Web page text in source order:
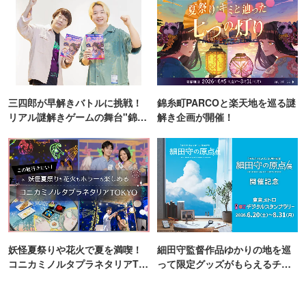
三四郎が早解きバトルに挑戦！
リアル謎解きゲームの舞台"錦糸
錦糸町PARCOと楽天地を巡る謎
解き企画が開催！
妖怪夏祭りや花火で夏を満喫！
コニカミノルタプラネタリアTO
細田守監督作品ゆかりの地を巡
って限定グッズがもらえるチャ